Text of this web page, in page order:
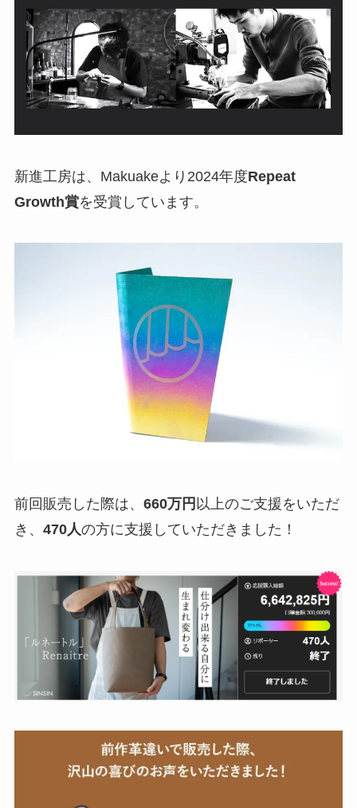
新進工房は、Makuakeより2024年度Repeat
Growth賞を受賞しています。
前回販売した際は、 660万円 以上のご支援をいただ
き、 470人の方に支援していただきました！